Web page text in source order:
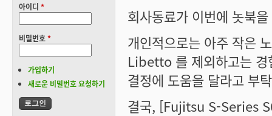
회사동료가 이번에 놋북
개인적으로는 아주 작은
Libetto 를 제외하고는 경
결정에 도움을 달라고 부
결국, [Fujitsu S-Series
아이디 *
비밀번호*
가입하기
새로운 비밀번호 요청하기